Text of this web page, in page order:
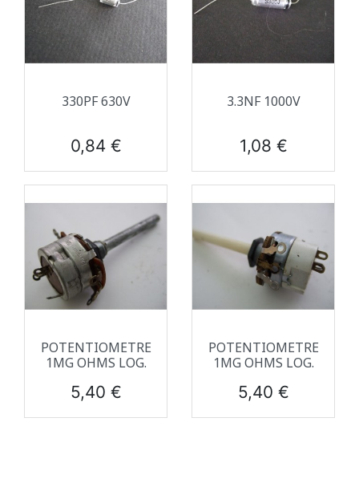
330PF 630V
Prix
0,84 €
3.3NF 1000V
Prix
1,08 €
POTENTIOMETRE
1MG OHMS LOG.
Prix
5,40 €
POTENTIOMETRE
1MG OHMS LOG.
Prix
5,40 €